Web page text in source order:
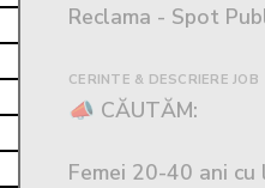
Reclama - Spot
CERINTE & DESCRIERE JOB
📣 CĂUTĂM:
Femei 20-40 ani